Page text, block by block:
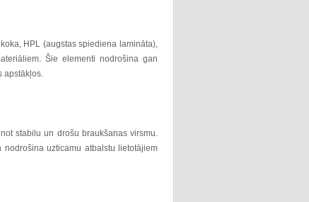
HPL (augstas spiediena lamināta),
Šie elementi nodrošina gan
apstākļos.
stabilu un drošu braukšanas virsmu.
uzticamu atbalstu lietotājiem